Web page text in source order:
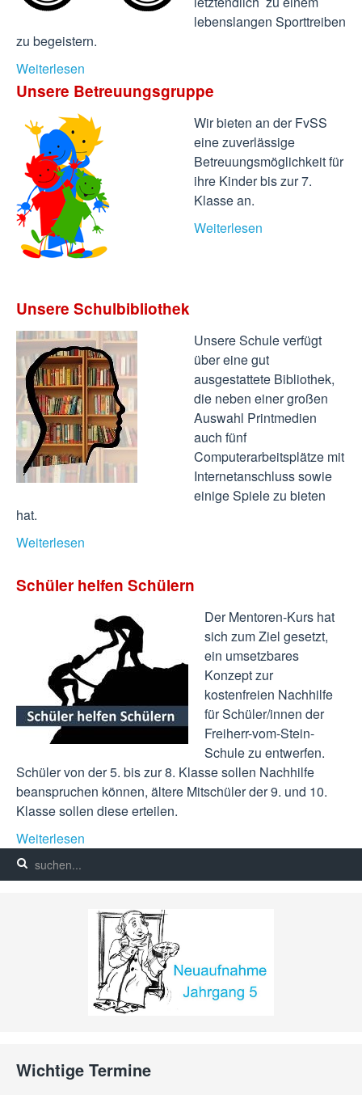
lebenslangen Sporttreiben
zu begeistern.
Weiterlesen
Unsere Betreuungsgruppe
Wir bieten an der FvSS
eine zuverlässige
Betreuungsmöglichkeit für
ihre Kinder bis zur 7.
Klasse an.
Weiterlesen
Unsere Schulbibliothek
Unsere Schule verfügt
über eine gut
ausgestattete Bibliothek,
die neben einer großen
Auswahl Printmedien
auch fünf
Computerarbeitsplätze mit
Internetanschluss sowie
einige Spiele zu bieten
hat.
Weiterlesen
Schüler helfen Schülern
Der Mentoren-Kurs hat
sich zum Ziel gesetzt,
ein umsetzbares
Konzept zur
kostenfreien Nachhilfe
für Schüler/innen der
Freiherr-vom-Stein-
Schule zu entwerfen.
Schüler von der 5. bis zur 8. Klasse sollen Nachhilfe
beanspruchen können, ältere Mitschüler der 9. und 10.
Klasse sollen diese erteilen.
Weiterlesen
Wichtige Termine